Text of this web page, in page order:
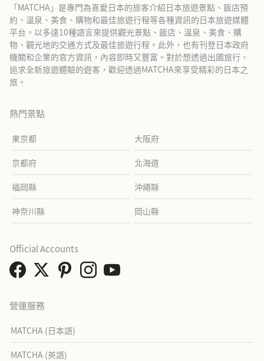
「MATCHA」是專門為喜愛日本的旅客介紹日本旅遊景點、飯店預
約、溫泉、美食、購物和最佳旅遊行程等各種資訊的日本旅遊媒體
平台。以多達10種語言來提供觀光景點、飯店、溫泉、美食、購
物、觀光地的交通方式及最佳旅遊行程。此外，也有刊登日本政府
機關和企業的官方資訊，內容即時又豐富。對於想透過出國旅行、
追求全新旅遊體驗的遊客，歡迎透過MATCHA來享受精彩的日本之
旅。
熱門景點
東京都 大阪府
京都府 北海道
福岡縣 沖繩縣
神奈川縣 岡山縣
營運服務
MATCHA (日本語)
MATCHA (英語)
Official Accounts